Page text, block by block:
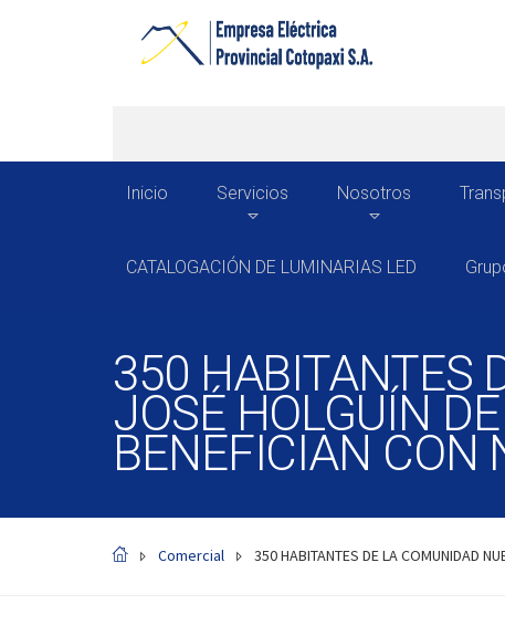
Inicio Servicios Nosotros
CATALOGACIÓN DE LUMINARIAS LED
350 HABITANTES
JOSÉ HOLGUÍN
BENEFICIAN CON
Comercial 350 HABITANTES DE LA COMUNIDAD